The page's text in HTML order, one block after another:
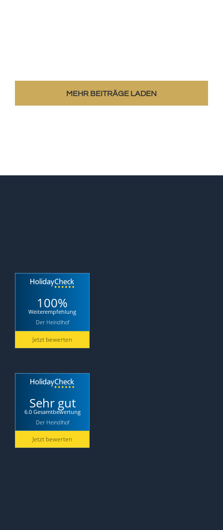
MEHR BEITRÄGE LADEN
100%
Weiterempfehlung
Der Heindlhof
Jetzt bewerten
Sehr gut
6.0 Gesamtbewertung
Der Heindlhof
Jetzt bewerten